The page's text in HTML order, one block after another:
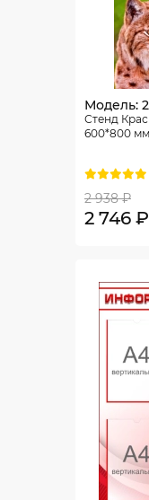
Модель:
Стенд
600*800 мм
2 938 ₽
2 746 ₽